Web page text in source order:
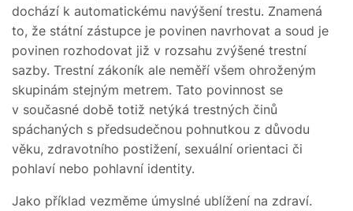
dochází k automatickému navýšení trestu. Znamená
to, že státní zástupce je povinen navrhovat a soud je
povinen rozhodovat již v rozsahu zvýšené trestní
sazby. Trestní zákoník ale neměří všem ohroženým
skupinám stejným metrem. Tato povinnost se
v současné době totiž netýká trestných činů
spáchaných s předsudečnou pohnutkou z důvodu
věku, zdravotního postižení, sexuální orientaci či
pohlaví nebo pohlavní identity.
Jako příklad vezměme úmyslné ublížení na zdraví.